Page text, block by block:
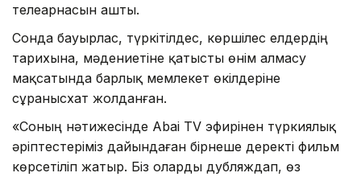
телеарнасын ашты.
Сонда бауырлас, түркітілдес, көршілес елдердің
тарихына, мәдениетіне қатысты өнім алмасу
мақсатында барлық мемлекет өкілдеріне
сұранысхат жолданған.
«Соның нәтижесінде Abai TV эфирінен түркиялық
әріптестеріміз дайындаған бірнеше деректі фильм
көрсетіліп жатыр. Біз оларды дубляждап, өз